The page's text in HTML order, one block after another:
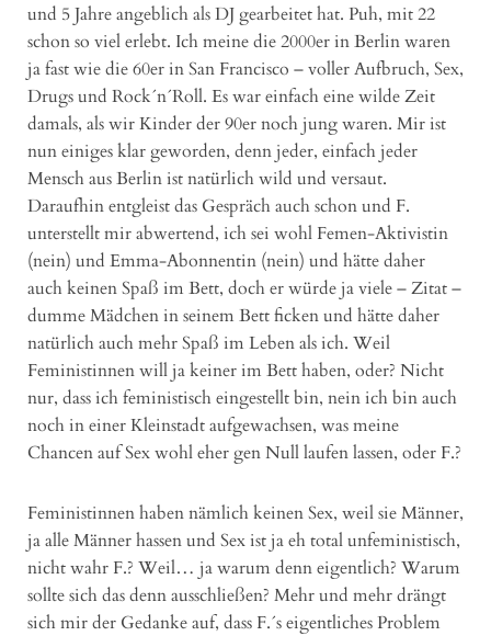
und 5 Jahre angeblich als DJ gearbeitet hat. Puh, mit 22
schon so viel erlebt. Ich meine die 2000er in Berlin waren
ja fast wie die 60er in San Francisco – voller Aufbruch, Sex,
Drugs und Rock´n´Roll. Es war einfach eine wilde Zeit
damals, als wir Kinder der 90er noch jung waren. Mir ist
nun einiges klar geworden, denn jeder, einfach jeder
Mensch aus Berlin ist natürlich wild und versaut.
Daraufhin entgleist das Gespräch auch schon und F.
unterstellt mir abwertend, ich sei wohl Femen-Aktivistin
(nein) und Emma-Abonnentin (nein) und hätte daher
auch keinen Spaß im Bett, doch er würde ja viele – Zitat –
dumme Mädchen in seinem Bett ficken und hätte daher
natürlich auch mehr Spaß im Leben als ich. Weil
Feministinnen will ja keiner im Bett haben, oder? Nicht
nur, dass ich feministisch eingestellt bin, nein ich bin auch
noch in einer Kleinstadt aufgewachsen, was meine
Chancen auf Sex wohl eher gen Null laufen lassen, oder F.?
Feministinnen haben nämlich keinen Sex, weil sie Männer,
ja alle Männer hassen und Sex ist ja eh total unfeministisch,
nicht wahr F.? Weil… ja warum denn eigentlich? Warum
sollte sich das denn ausschließen? Mehr und mehr drängt
sich mir der Gedanke auf, dass F.´s eigentliches Problem